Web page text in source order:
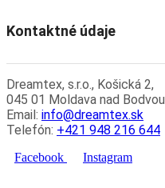
Kontaktné údaje
Dreamtex, s.r.o., Košická 2,
045 01 Moldava nad Bodvou
Email: info@dreamtex.sk
Telefón: +421 948 216 644
Facebook Instagram